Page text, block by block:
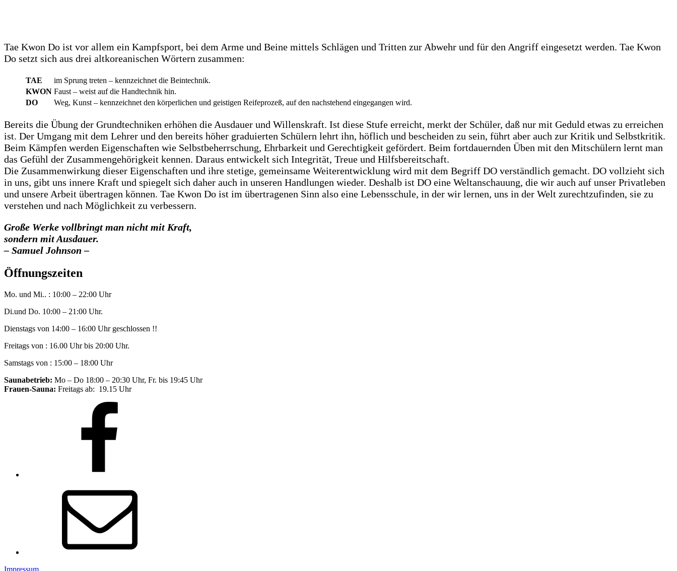
Tae Kwon Do ist vor allem ein Kampfsport, bei dem Arme und Beine mittels Schlägen und Tritten zur Abwehr und für den Angriff eingesetzt werden. Tae Kwon
Do setzt sich aus drei altkoreanischen Wörtern zusammen:
TAE
im Sprung treten – kennzeichnet die Beintechnik.
KWON Faust – weist auf die Handtechnik hin.
DO
Weg, Kunst – kennzeichnet den körperlichen und geistigen Reifeprozeß, auf den nachstehend eingegangen wird.
Bereits die Übung der Grundtechniken erhöhen die Ausdauer und Willenskraft. Ist diese Stufe erreicht, merkt der Schüler, daß nur mit Geduld etwas zu erreichen
ist. Der Umgang mit dem Lehrer und den bereits höher graduierten Schülern lehrt ihn, höflich und bescheiden zu sein, führt aber auch zur Kritik und Selbstkritik.
Beim Kämpfen werden Eigenschaften wie Selbstbeherrschung, Ehrbarkeit und Gerechtigkeit gefördert. Beim fortdauernden Üben mit den Mitschülern lernt man
das Gefühl der Zusammengehörigkeit kennen. Daraus entwickelt sich Integrität, Treue und Hilfsbereitschaft.
Die Zusammenwirkung dieser Eigenschaften und ihre stetige, gemeinsame Weiterentwicklung wird mit dem Begriff DO verständlich gemacht. DO vollzieht sich
in uns, gibt uns innere Kraft und spiegelt sich daher auch in unseren Handlungen wieder. Deshalb ist DO eine Weltanschauung, die wir auch auf unser Privatleben
und unsere Arbeit übertragen können. Tae Kwon Do ist im übertragenen Sinn also eine Lebensschule, in der wir lernen, uns in der Welt zurechtzufinden, sie zu
verstehen und nach Möglichkeit zu verbessern.
Große Werke vollbringt man nicht mit Kraft,
sondern mit Ausdauer.
– Samuel Johnson –
Öffnungszeiten
Mo. und Mi.. : 10:00 – 22:00 Uhr
Di.und Do. 10:00 – 21:00 Uhr.
Dienstags von 14:00 – 16:00 Uhr geschlossen !!
Freitags von : 16.00 Uhr bis 20:00 Uhr.
Samstags von : 15:00 – 18:00 Uhr
Saunabetrieb: Mo – Do 18:00 – 20:30 Uhr, Fr. bis 19:45 Uhr
Frauen-Sauna: Freitags ab: 19.15 Uhr
Impressum